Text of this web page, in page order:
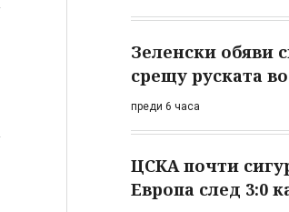
Зеленски обяви
срещу руската
преди 6 часа
ЦСКА почти
Европа след 3:0